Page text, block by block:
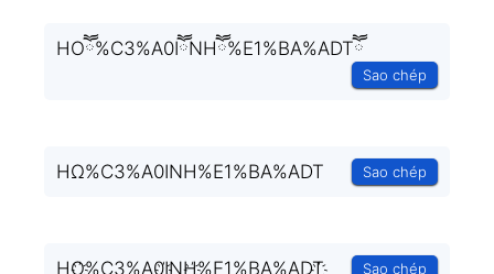
HOཽ%C3%A0IཽNHཽ%E1%BA%ADTཽ
Sao chép
HΩ%C3%A0INH%E1%BA%ADT Sao chép
HO҉%C3%A0I҉NH҉%E1%BA%ADT҉ Sao chép